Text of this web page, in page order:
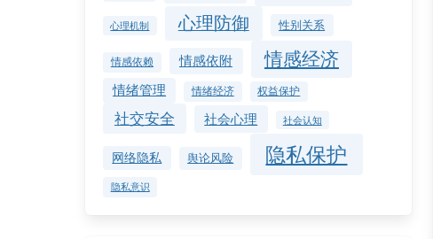
心理机制 心理防御 性别关系
情感依赖 情感依附 情感经济
情绪管理 情绪经济 权益保护
社交安全 社会心理 社会认知
网络隐私 舆论风险 隐私保护
隐私意识